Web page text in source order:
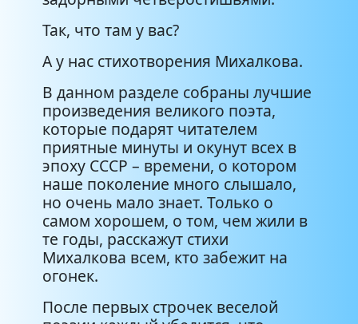
Так, что там у вас?
А у нас стихотворения Михалкова.
В данном разделе собраны лучшие
произведения великого поэта,
которые подарят читателем
приятные минуты и окунут всех в
эпоху СССР – времени, о котором
наше поколение много слышало,
но очень мало знает. Только о
самом хорошем, о том, чем жили в
те годы, расскажут стихи
Михалкова всем, кто забежит на
огонек.
После первых строчек веселой